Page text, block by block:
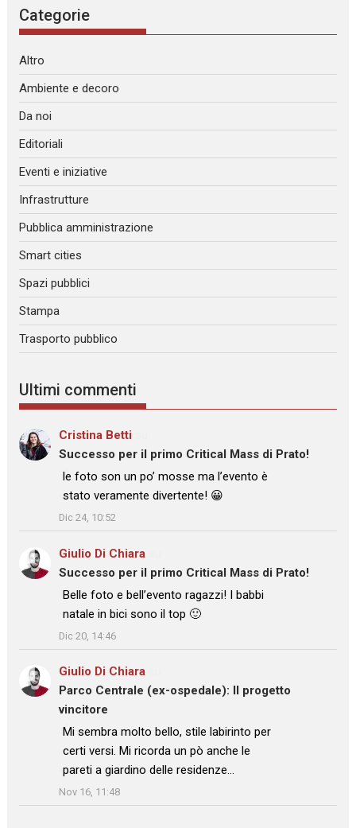
Categorie
Altro
Ambiente e decoro
Da noi
Editoriali
Eventi e iniziative
Infrastrutture
Pubblica amministrazione
Smart cities
Spazi pubblici
Stampa
Trasporto pubblico
Ultimi commenti
Cristina Betti
Successo per il primo Critical Mass di Prato!
: “le foto son un po’ mosse ma l’evento è
stato veramente divertente! 😀
”
Dic 24, 10:52
Giulio Di Chiara
Successo per il primo Critical Mass di Prato!
: “
Belle foto e bell’evento ragazzi! I babbi
natale in bici sono il top 🙂
”
Dic 20, 14:46
Giulio Di Chiara
Parco Centrale (ex-ospedale): Il progetto
vincitore
: “Mi sembra molto bello, stile labirinto per
certi versi. Mi ricorda un pò anche le
pareti a giardino delle residenze…
”
Nov 16, 11:48